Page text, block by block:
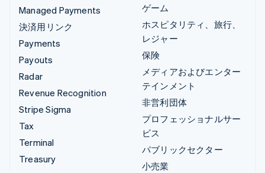
Managed Payments
決済用リンク
Payments
Payouts
Radar
Revenue Recognition
Stripe Sigma
Tax
Terminal
Treasury
ゲーム
ホスピタリティ、旅行、
レジャー
保険
メディアおよびエンター
テインメント
非営利団体
プロフェッショナルサー
ビス
パブリックセクター
小売業